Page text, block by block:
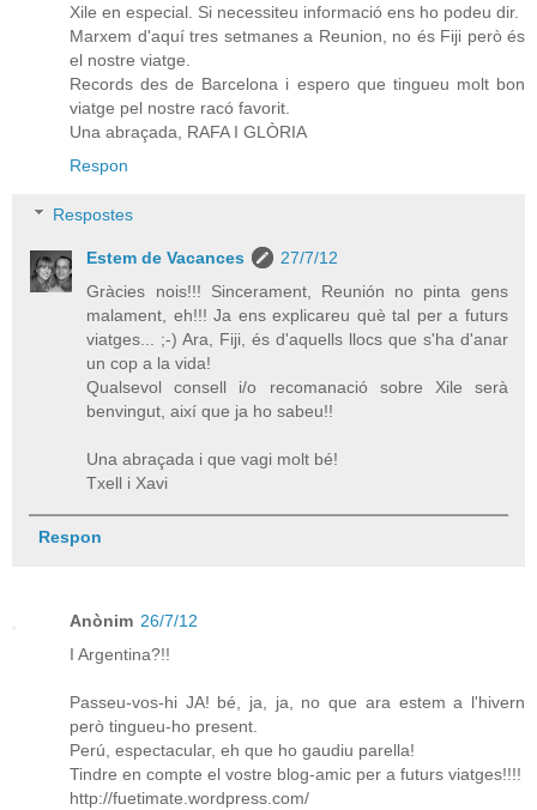
Xile en especial. Si necessiteu informació ens ho podeu dir.
Marxem d'aquí tres setmanes a Reunion, no és Fiji però és
el nostre viatge.
Records des de Barcelona i espero que tingueu molt bon
viatge pel nostre racó favorit.
Una abraçada, RAFA I GLÒRIA
Respon
Respostes
Estem de Vacances
27/7/12
Gràcies nois!!! Sincerament, Reunión no pinta gens
malament, eh!!! Ja ens explicareu què tal per a futurs
viatges... ;-) Ara, Fiji, és d'aquells llocs que s'ha d'anar
un cop a la vida!
Qualsevol consell i/o recomanació sobre Xile serà
benvingut, així que ja ho sabeu!!
Una abraçada i que vagi molt bé!
Txell i Xavi
Respon
Anònim 26/7/12
I Argentina?!!
Passeu-vos-hi JA! bé, ja, ja, no que ara estem a l'hivern
però tingueu-ho present.
Perú, espectacular, eh que ho gaudiu parella!
Tindre en compte el vostre blog-amic per a futurs viatges!!!!
http://fuetimate.wordpress.com/